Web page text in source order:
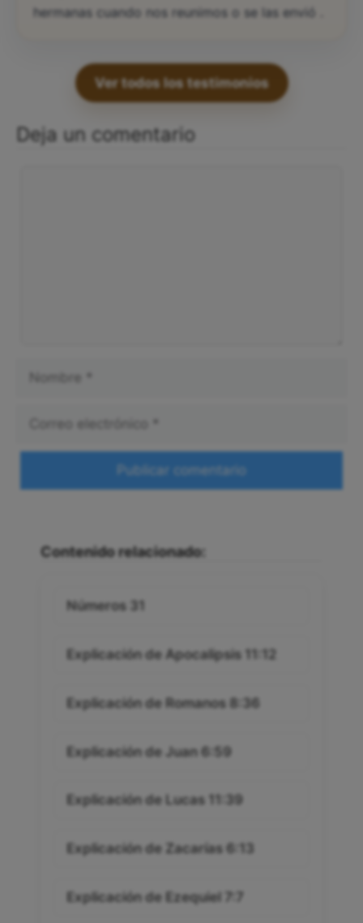
hermanas cuando nos reunimos o se las envió .
Ver todos los testimonios
Deja un comentario
Contenido relacionado:
Números 31
Explicación de Apocalipsis 11:12
Explicación de Romanos 8:36
Explicación de Juan 6:59
Explicación de Lucas 11:39
Explicación de Zacarías 6:13
Explicación de Ezequiel 7:7